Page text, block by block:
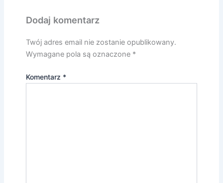
Dodaj komentarz
Twój adres email nie zostanie opublikowany.
Wymagane pola są oznaczone *
Komentarz *